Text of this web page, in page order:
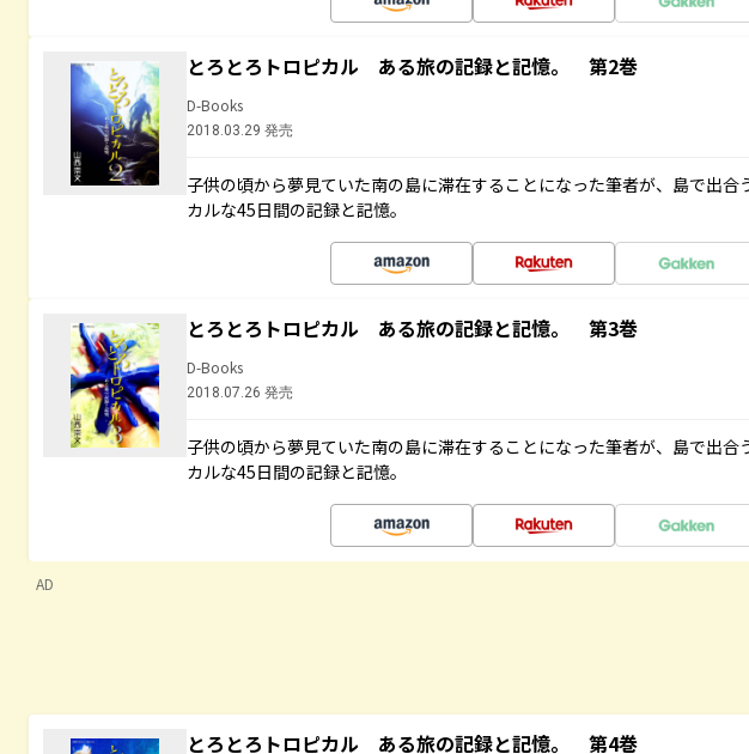
とろとろトロピカル ある旅の記録と記憶。 第2巻
D-Books
2018.03.29 発売
子供の頃から夢見ていた南の島に滞在することになった筆者が、島で出合
カルな45日間の記録と記憶。
とろとろトロピカル ある旅の記録と記憶。 第3巻
D-Books
2018.07.26 発売
子供の頃から夢見ていた南の島に滞在することになった筆者が、島で出合
カルな45日間の記録と記憶。
AD
とろとろトロピカル ある旅の記録と記憶。 第4巻